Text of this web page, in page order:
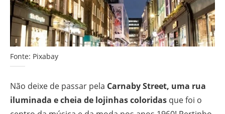
Fonte: Pixabay
Não deixe de passar pela Carnaby Street, uma rua
iluminada e cheia de lojinhas coloridas que foi o